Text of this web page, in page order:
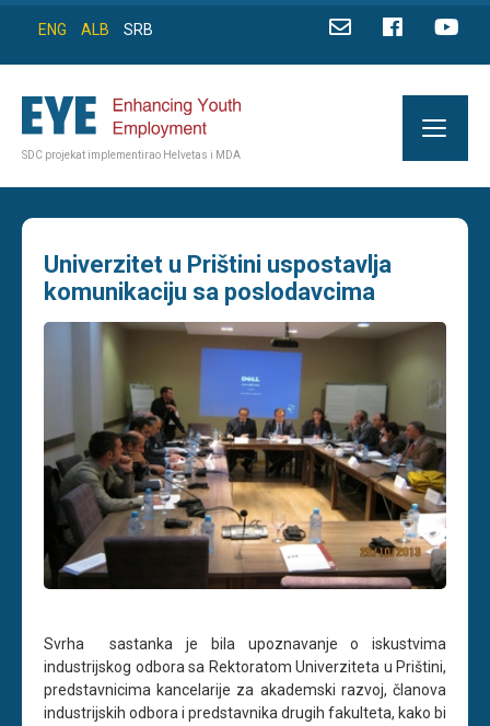
ENG ALB SRB
SDC projekat implementirao Helvetas i MDA
Univerzitet u Prištini uspostavlja
komunikaciju sa poslodavcima
Svrha sastanka je bila upoznavanje o iskustvima
industrijskog odbora sa Rektoratom Univerziteta u Prištini,
predstavnicima kancelarije za akademski razvoj, članova
industrijskih odbora i predstavnika drugih fakulteta, kako bi